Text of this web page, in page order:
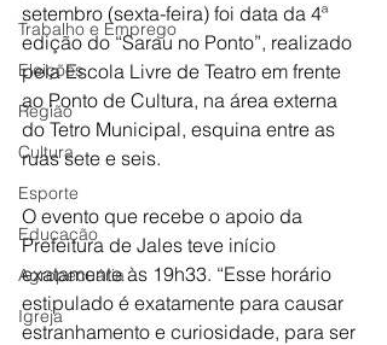
Trabalho e Emprego
Eleições
Região
Cultura
Esporte
Educação
Agropecuária
Igreja
setembro (sexta-feira) foi data da 4ª
edição do “Sarau no Ponto”, realizado
pela Escola Livre de Teatro em frente
ao Ponto de Cultura, na área externa
do Tetro Municipal, esquina entre as
ruas sete e seis.
O evento que recebe o apoio da
Prefeitura de Jales teve início
exatamente às 19h33. “Esse horário
estipulado é exatamente para causar
estranhamento e curiosidade, para ser